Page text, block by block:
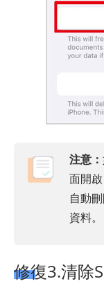
注意：
面開
自動
資料。
修復3.清除